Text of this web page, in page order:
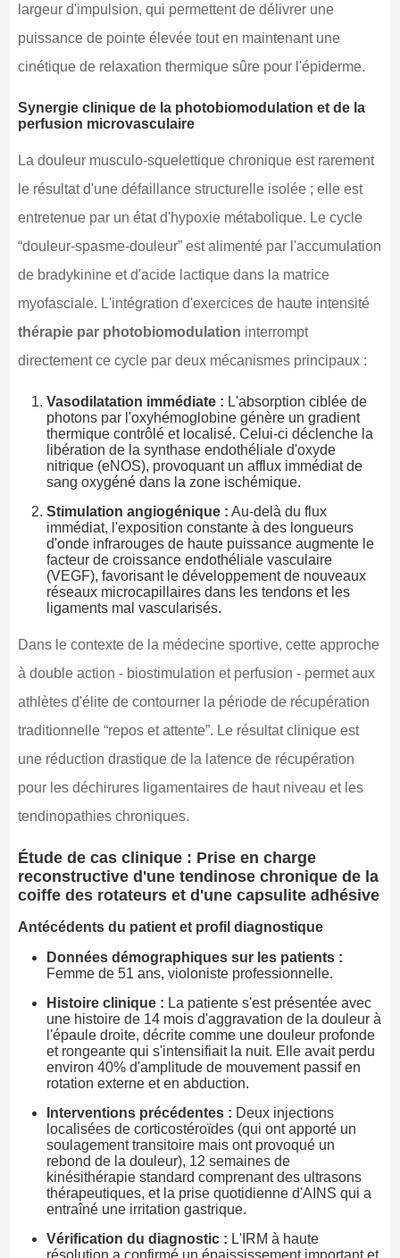
largeur d'impulsion, qui permettent de délivrer une
puissance de pointe élevée tout en maintenant une
cinétique de relaxation thermique sûre pour l'épiderme.
Synergie clinique de la photobiomodulation et de la
perfusion microvasculaire
La douleur musculo-squelettique chronique est rarement
le résultat d'une défaillance structurelle isolée ; elle est
entretenue par un état d'hypoxie métabolique. Le cycle
“douleur-spasme-douleur” est alimenté par l'accumulation
de bradykinine et d'acide lactique dans la matrice
myofasciale. L'intégration d'exercices de haute intensité
thérapie par photobiomodulation interrompt
directement ce cycle par deux mécanismes principaux :
Vasodilatation immédiate : L'absorption ciblée de
photons par l'oxyhémoglobine génère un gradient
thermique contrôlé et localisé. Celui-ci déclenche la
libération de la synthase endothéliale d'oxyde
nitrique (eNOS), provoquant un afflux immédiat de
sang oxygéné dans la zone ischémique.
Stimulation angiogénique : Au-delà du flux
immédiat, l'exposition constante à des longueurs
d'onde infrarouges de haute puissance augmente le
facteur de croissance endothéliale vasculaire
(VEGF), favorisant le développement de nouveaux
réseaux microcapillaires dans les tendons et les
ligaments mal vascularisés.
Dans le contexte de la médecine sportive, cette approche
à double action - biostimulation et perfusion - permet aux
athlètes d'élite de contourner la période de récupération
traditionnelle “repos et attente”. Le résultat clinique est
une réduction drastique de la latence de récupération
pour les déchirures ligamentaires de haut niveau et les
tendinopathies chroniques.
Étude de cas clinique : Prise en charge
reconstructive d'une tendinose chronique de la
coiffe des rotateurs et d'une capsulite adhésive
Antécédents du patient et profil diagnostique
Données démographiques sur les patients :
Femme de 51 ans, violoniste professionnelle.
Histoire clinique : La patiente s'est présentée avec
une histoire de 14 mois d'aggravation de la douleur à
l'épaule droite, décrite comme une douleur profonde
et rongeante qui s'intensifiait la nuit. Elle avait perdu
environ 40% d'amplitude de mouvement passif en
rotation externe et en abduction.
Interventions précédentes : Deux injections
localisées de corticostéroïdes (qui ont apporté un
soulagement transitoire mais ont provoqué un
rebond de la douleur), 12 semaines de
kinésithérapie standard comprenant des ultrasons
thérapeutiques, et la prise quotidienne d'AINS qui a
entraîné une irritation gastrique.
Vérification du diagnostic : L'IRM à haute
résolution a confirmé un épaississement important et